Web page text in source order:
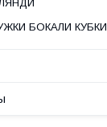
БОКАЛИ КУБКИ